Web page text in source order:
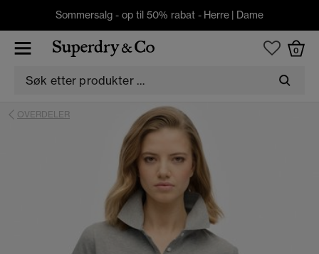
Sommersalg - op til 50% rabat - Herre | Dame
0
OVERDELER